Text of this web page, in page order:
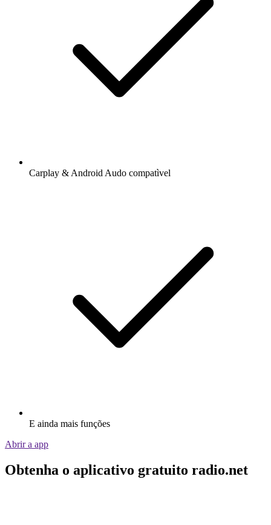
Carplay & Android Audo compatìvel
E ainda mais funções
Abrir a app
Obtenha o aplicativo gratuito radio.net